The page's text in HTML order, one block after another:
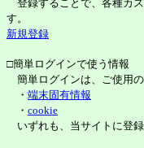
登録することで、各種カ
す。
新規登録
□簡単ログインで使う情報
簡単ログインは、ご使用の
・ 端末固有情報
・ cookie
いずれも、当サイトに登録